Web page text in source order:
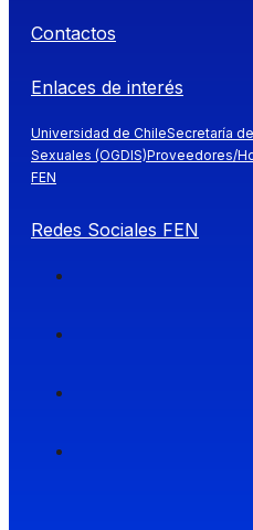
Contactos
Enlaces de interés
Universidad de ChileSecretaría
Sexuales (OGDIS)Proveedores/
FEN
Redes Sociales FEN